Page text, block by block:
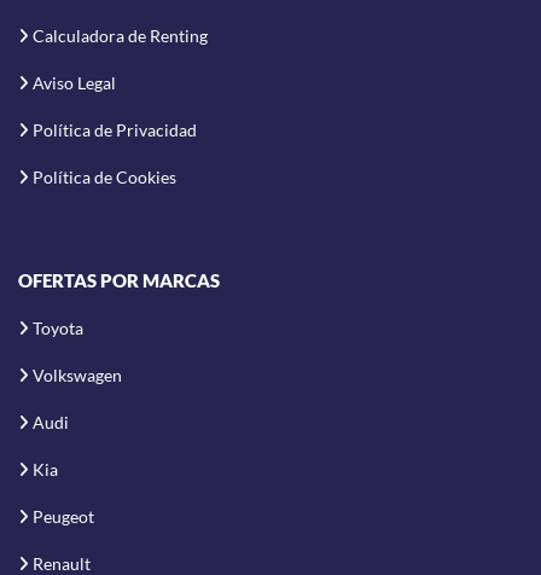
Calculadora de Renting
Aviso Legal
Política de Privacidad
Política de Cookies
OFERTAS POR MARCAS
Toyota
Volkswagen
Audi
Kia
Peugeot
Renault